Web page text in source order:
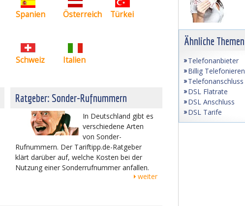
Spanien
Schweiz
Österreich
Italien
Türkei
Ratgeber: Sonder-Rufnummern
In Deutschland gibt es
verschiedene Arten
von Sonder-
Rufnummern. Der Tariftipp.de-Ratgeber
klärt darüber auf, welche Kosten bei der
Nutzung einer Sonderrufnummer anfallen.
weiter
Ähnliche Themen
Telefonanbieter
Billig Telefonieren
Telefonanschluss
DSL Flatrate
DSL Anschluss
DSL Tarife